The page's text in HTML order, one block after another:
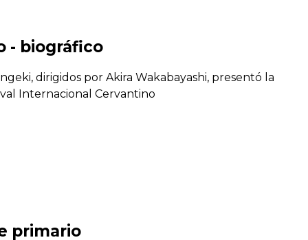
- biográfico
dirigidos por Akira Wakabayashi, presentó la
Internacional Cervantino
primario